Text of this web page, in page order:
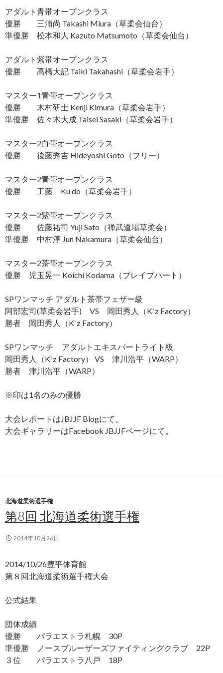
アダルト青帯オープンクラス
優勝 三浦尚 Takashi Miura（草柔会仙台）
準優勝 松本和人 Kazuto Matsumoto（草柔会仙台）
アダルト紫帯オープンクラス
優勝 髙橋大記 Taiki Takahashi（草柔会岩手）
マスター1青帯オープンクラス
優勝 木村研士 Kenji Kimura（草柔会岩手）
準優勝 佐々木大成 Taisei Sasaki（草柔会岩手）
マスター2白帯オープンクラス
優勝 後藤秀吉 Hideyoshi Goto（フリー）
マスター2青帯オープンクラス
優勝 工藤 Ku do（草柔会岩手）
マスター2紫帯オープンクラス
優勝 佐藤祐司 Yuji Sato（禅武道場草柔会）
準優勝 中村淳 Jun Nakamura（草柔会仙台）
マスター2茶帯オープンクラス
優勝 児玉晃一 Koichi Kodama（ブレイブハート）
SPワンマッチ アダルト茶帯フェザー級
阿部宏司(草柔会岩手) VS 岡田秀人（K`z Factory）
勝者 岡田秀人（K`z Factory）
SPワンマッチ アダルトエキスパートライト級
岡田秀人（K`z Factory） VS 津川浩平（WARP）
勝者 津川浩平（WARP）
※印は1名のみの優勝
大会レポートはJBJJF Blogにて。
大会ギャラリーはFacebook JBJJFページにて。
北海道柔術選手権
第8回 北海道柔術選手権
2014年10月26日
2014/10/26豊平体育館
第８回北海道柔術選手権大会
公式結果
団体成績
優勝 パラエストラ札幌 30P
準優勝 ノースブルーザーズファイティングクラブ 22P
３位 パラエストラ八戸 18P